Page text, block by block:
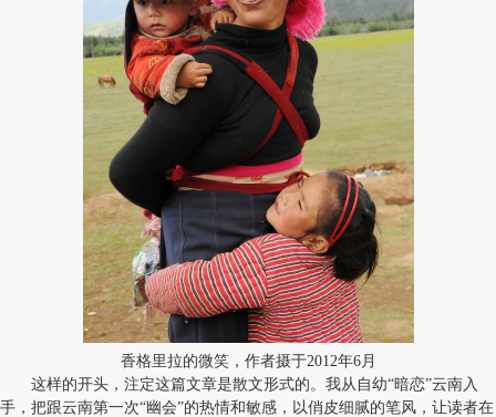
香格里拉的微笑，作者摄于2012年6月
这样的开头，注定这篇文章是散文形式的。我从自幼“暗恋”云南入
手，把跟云南第一次“幽会”的热情和敏感，以俏皮细腻的笔风，让读者在